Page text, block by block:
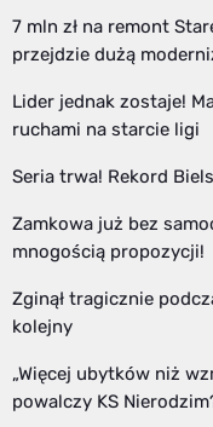
7 mln zł na remont
przejdzie dużą
Lider jednak zostaje!
ruchami na starcie ligi
Seria trwa! Rekord
Zamkowa już bez
mnogością propozycji!
Zginął tragicznie
kolejny
„Więcej ubytków niż
powalczy KS